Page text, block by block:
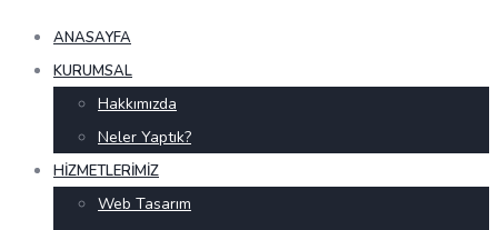
ANASAYFA
KURUMSAL
Hakkımızda
Neler Yaptık?
HIZMETLERIMIZ
Web Tasarım